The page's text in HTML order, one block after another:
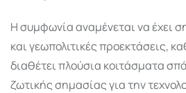
Η συμφωνία αναμένεται να έχει
και γεωπολιτικές προεκτάσεις,
διαθέτει πλούσια κοιτάσματα
ζωτικής σημασίας για την